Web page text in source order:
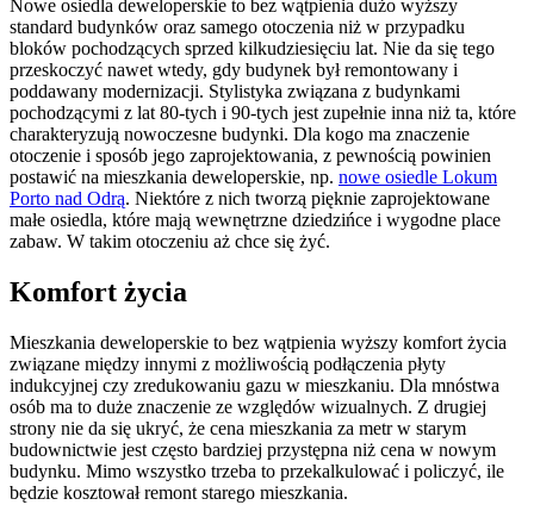
Nowe osiedla deweloperskie to bez wątpienia dużo wyższy
standard budynków oraz samego otoczenia niż w przypadku
bloków pochodzących sprzed kilkudziesięciu lat. Nie da się tego
przeskoczyć nawet wtedy, gdy budynek był remontowany i
poddawany modernizacji. Stylistyka związana z budynkami
pochodzącymi z lat 80-tych i 90-tych jest zupełnie inna niż ta, które
charakteryzują nowoczesne budynki. Dla kogo ma znaczenie
otoczenie i sposób jego zaprojektowania, z pewnością powinien
postawić na mieszkania deweloperskie, np. nowe osiedle Lokum
Porto nad Odrą. Niektóre z nich tworzą pięknie zaprojektowane
małe osiedla, które mają wewnętrzne dziedzińce i wygodne place
zabaw. W takim otoczeniu aż chce się żyć.
Komfort życia
Mieszkania deweloperskie to bez wątpienia wyższy komfort życia
związane między innymi z możliwością podłączenia płyty
indukcyjnej czy zredukowaniu gazu w mieszkaniu. Dla mnóstwa
osób ma to duże znaczenie ze względów wizualnych. Z drugiej
strony nie da się ukryć, że cena mieszkania za metr w starym
budownictwie jest często bardziej przystępna niż cena w nowym
budynku. Mimo wszystko trzeba to przekalkulować i policzyć, ile
będzie kosztował remont starego mieszkania.